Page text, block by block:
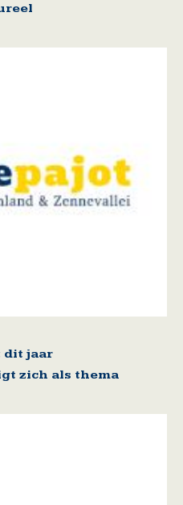
dit jaar
zich als thema